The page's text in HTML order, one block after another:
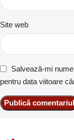
Site web
Salvează-mi
pentru data viitoare